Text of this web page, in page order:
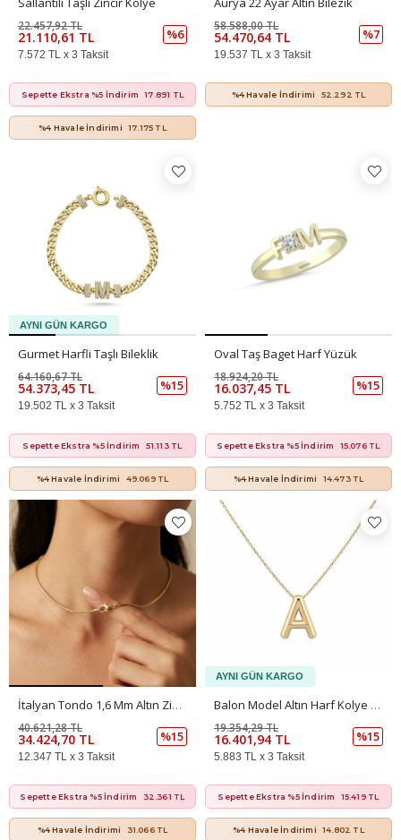
21.110,61 TL
22.457,92 TL
%6
7.572 TL x 3 Taksit
Sepette Ekstra %5 İndirim 17.891 TL
%4 Havale İndirimi 17.175 TL
54.470,64 TL
58.588,00 TL
%7
19.537 TL x 3 Taksit
%4 Havale İndirimi 52.292 TL
Gurmet Harfli Taşlı Bileklik
54.373,45 TL
64.160,67 TL
%15
19.502 TL x 3 Taksit
Sepette Ekstra %5 İndirim 51.113 TL
%4 Havale İndirimi 49.069 TL
Oval Taş Baget Harf Yüzük
16.037,45 TL
18.924,20 TL
%15
5.752 TL x 3 Taksit
Sepette Ekstra %5 İndirim 15.076 TL
%4 Havale İndirimi 14.473 TL
İtalyan Tondo 1,6 Mm Altın Zincir
34.424,70 TL
40.621,28 TL
%15
12.347 TL x 3 Taksit
Sepette Ekstra %5 İndirim 32.361 TL
%4 Havale İndirimi 31.066 TL
Balon Model Altın Harf Kolye – Büyük Boy Yuvarlak Hatlı Tasarım (1,8 × 1,15 Cm – 0,3 Mm)
16.401,94 TL
19.354,29 TL
%15
5.883 TL x 3 Taksit
Sepette Ekstra %5 İndirim 15.419 TL
%4 Havale İndirimi 14.802 TL